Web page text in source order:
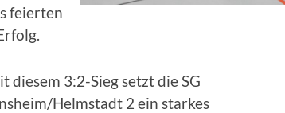
feierten
diesem 3:2-Sieg setzt die SG
Helmstadt 2 ein starkes